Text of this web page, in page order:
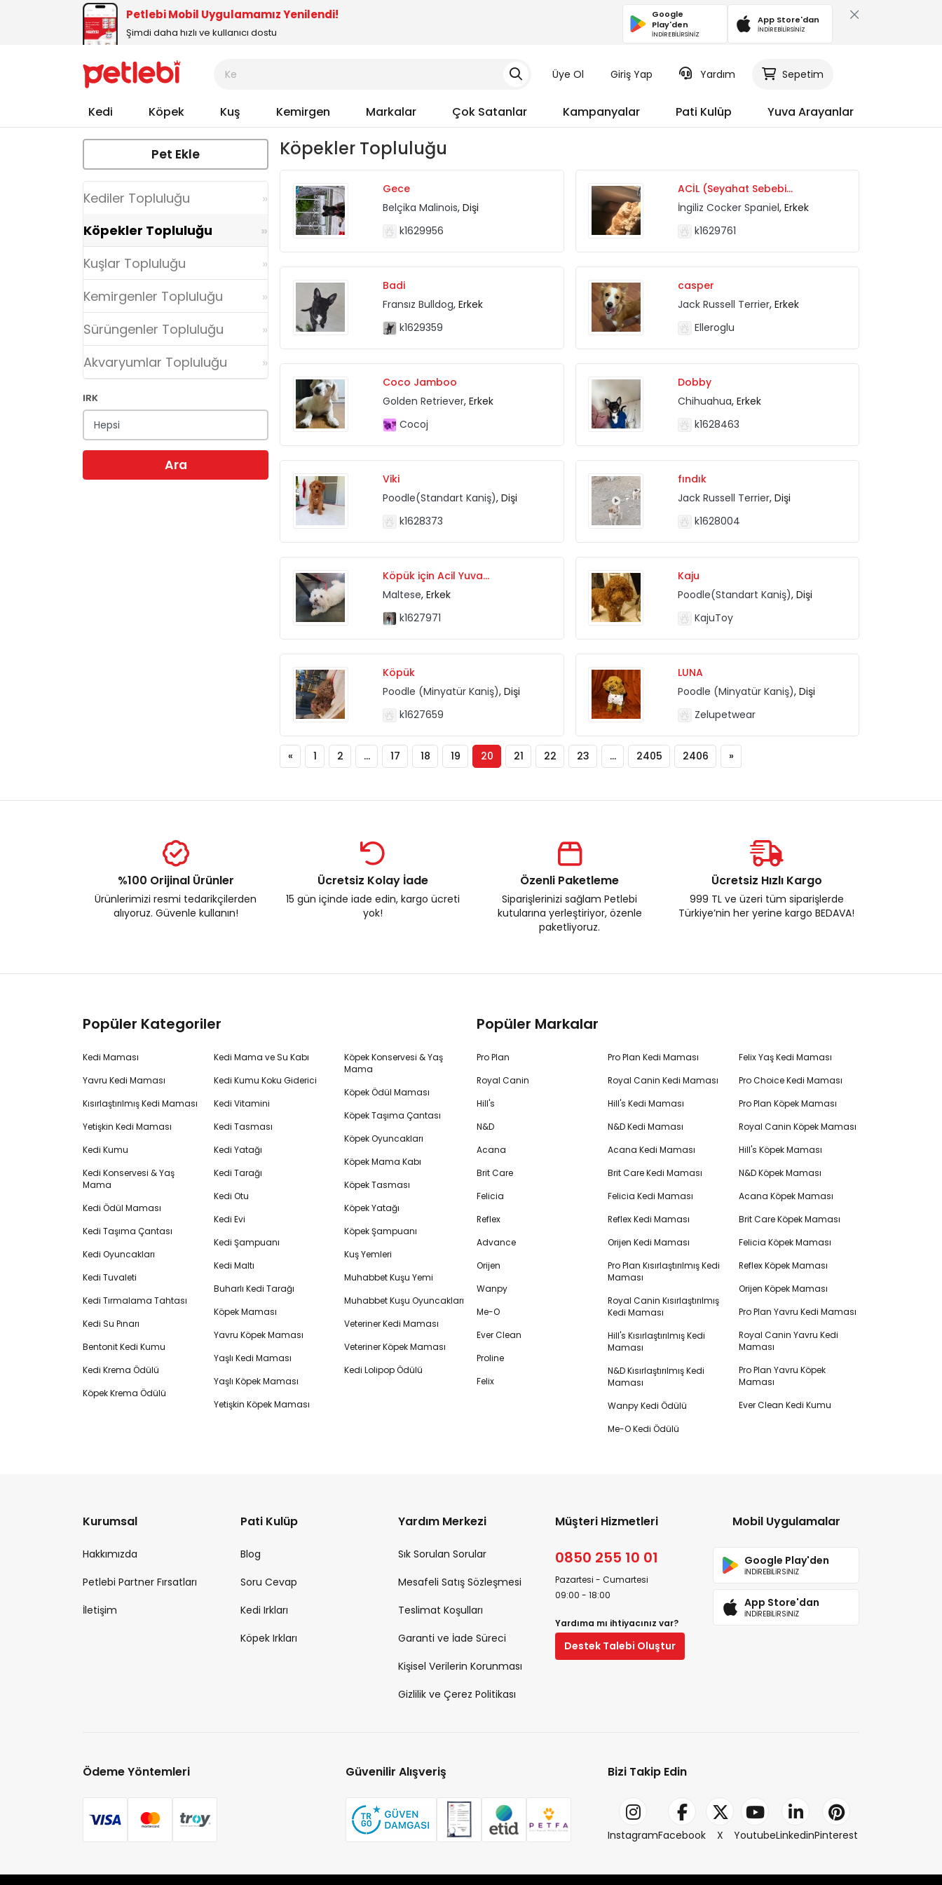
Petlebi Mobil Uygulamamız Yenilendi!
Şimdi daha hızlı ve kullanıcı dostu
Google
Play'den
İNDİREBİLİRSİNİZ
App Store'dan
İNDİREBİLİRSİNİZ
Üye Ol Giriş Yap Yardım Sepetim
Kedi Köpek Kuş Kemirgen Markalar Çok Satanlar Kampanyalar Pati Kulüp Yuva Arayanlar
Pet Ekle
Kediler Topluluğu
Köpekler Topluluğu
Kuşlar Topluluğu
Kemirgenler Topluluğu
Sürüngenler Topluluğu
Akvaryumlar Topluluğu
IRK
Ara
Köpekler Topluluğu
Gece
Belçika Malinois, Dişi
k1629956
ACİL (Seyahat Sebebi...
İngiliz Cocker Spaniel, Erkek
k1629761
Badi
Fransız Bulldog, Erkek
k1629359
casper
Jack Russell Terrier, Erkek
Elleroglu
Coco Jamboo
Golden Retriever, Erkek
Cocoj
Dobby
Chihuahua, Erkek
k1628463
Viki
Poodle(Standart Kaniş), Dişi
k1628373
fındık
Jack Russell Terrier, Dişi
k1628004
Köpük için Acil Yuva...
Maltese, Erkek
k1627971
Kaju
Poodle(Standart Kaniş), Dişi
KajuToy
Köpük
Poodle (Minyatür Kaniş), Dişi
k1627659
LUNA
Poodle (Minyatür Kaniş), Dişi
Zelupetwear
« 1 2 ... 17 18 19 20 21 22 23 ... 2405 2406 »
%100 Orijinal Ürünler
Ürünlerimizi resmi tedarikçilerden
alıyoruz. Güvenle kullanın!
Ücretsiz Kolay İade
15 gün içinde iade edin, kargo ücreti
yok!
Özenli Paketleme
Siparişlerinizi sağlam Petlebi
kutularına yerleştiriyor, özenle
paketliyoruz.
Ücretsiz Hızlı Kargo
999 TL ve üzeri tüm siparişlerde
Türkiye’nin her yerine kargo BEDAVA!
Popüler Kategoriler
Kedi Maması
Yavru Kedi Maması
Kısırlaştırılmış Kedi Maması
Yetişkin Kedi Maması
Kedi Kumu
Kedi Konservesi & Yaş
Mama
Kedi Ödül Maması
Kedi Taşıma Çantası
Kedi Oyuncakları
Kedi Tuvaleti
Kedi Tırmalama Tahtası
Kedi Su Pınarı
Bentonit Kedi Kumu
Kedi Krema Ödülü
Köpek Krema Ödülü
Kedi Mama ve Su Kabı
Kedi Kumu Koku Giderici
Kedi Vitamini
Kedi Tasması
Kedi Yatağı
Kedi Tarağı
Kedi Otu
Kedi Evi
Kedi Şampuanı
Kedi Maltı
Buharlı Kedi Tarağı
Köpek Maması
Yavru Köpek Maması
Yaşlı Kedi Maması
Yaşlı Köpek Maması
Yetişkin Köpek Maması
Köpek Konservesi & Yaş
Mama
Köpek Ödül Maması
Köpek Taşıma Çantası
Köpek Oyuncakları
Köpek Mama Kabı
Köpek Tasması
Köpek Yatağı
Köpek Şampuanı
Kuş Yemleri
Muhabbet Kuşu Yemi
Muhabbet Kuşu Oyuncakları
Veteriner Kedi Maması
Veteriner Köpek Maması
Kedi Lolipop Ödülü
Popüler Markalar
Pro Plan
Royal Canin
Hill's
N&D
Acana
Brit Care
Felicia
Reflex
Advance
Orijen
Wanpy
Me-O
Ever Clean
Proline
Felix
Pro Plan Kedi Maması
Royal Canin Kedi Maması
Hill's Kedi Maması
N&D Kedi Maması
Acana Kedi Maması
Brit Care Kedi Maması
Felicia Kedi Maması
Reflex Kedi Maması
Orijen Kedi Maması
Pro Plan Kısırlaştırılmış Kedi
Maması
Royal Canin Kısırlaştırılmış
Kedi Maması
Hill's Kısırlaştırılmış Kedi
Maması
N&D Kısırlaştırılmış Kedi
Maması
Wanpy Kedi Ödülü
Me-O Kedi Ödülü
Felix Yaş Kedi Maması
Pro Choice Kedi Maması
Pro Plan Köpek Maması
Royal Canin Köpek Maması
Hill's Köpek Maması
N&D Köpek Maması
Acana Köpek Maması
Brit Care Köpek Maması
Felicia Köpek Maması
Reflex Köpek Maması
Orijen Köpek Maması
Pro Plan Yavru Kedi Maması
Royal Canin Yavru Kedi
Maması
Pro Plan Yavru Köpek
Maması
Ever Clean Kedi Kumu
Kurumsal
Hakkımızda
Petlebi Partner Fırsatları
İletişim
Pati Kulüp
Blog
Soru Cevap
Kedi Irkları
Köpek Irkları
Yardım Merkezi
Sık Sorulan Sorular
Mesafeli Satış Sözleşmesi
Teslimat Koşulları
Garanti ve İade Süreci
Kişisel Verilerin Korunması
Gizlilik ve Çerez Politikası
Müşteri Hizmetleri
0850 255 10 01
Pazartesi - Cumartesi
09:00 - 18:00
Yardıma mı ihtiyacınız var?
Destek Talebi Oluştur
Mobil Uygulamalar
Google Play'den
İNDİREBİLİRSİNİZ
App Store'dan
İNDİREBİLİRSİNİZ
Ödeme Yöntemleri Güvenilir Alışveriş Bizi Takip Edin
InstagramFacebook X YoutubeLinkedinPinterest